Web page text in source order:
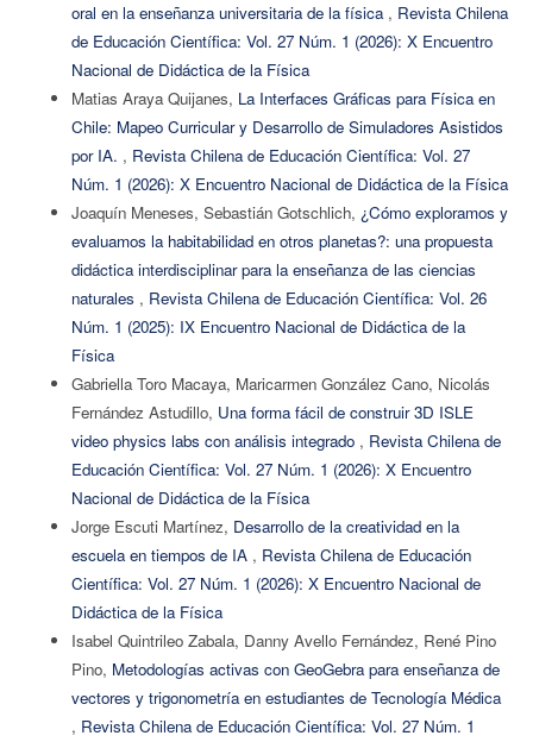
oral en la enseñanza universitaria de la física , Revista Chilena
de Educación Científica: Vol. 27 Núm. 1 (2026): X Encuentro
Nacional de Didáctica de la Física
Matias Araya Quijanes, La Interfaces Gráficas para Física en
Chile: Mapeo Curricular y Desarrollo de Simuladores Asistidos
por IA. , Revista Chilena de Educación Científica: Vol. 27
Núm. 1 (2026): X Encuentro Nacional de Didáctica de la Física
Joaquín Meneses, Sebastián Gotschlich, ¿Cómo exploramos y
evaluamos la habitabilidad en otros planetas?: una propuesta
didáctica interdisciplinar para la enseñanza de las ciencias
naturales , Revista Chilena de Educación Científica: Vol. 26
Núm. 1 (2025): IX Encuentro Nacional de Didáctica de la
Física
Gabriella Toro Macaya, Maricarmen González Cano, Nicolás
Fernández Astudillo, Una forma fácil de construir 3D ISLE
video physics labs con análisis integrado , Revista Chilena de
Educación Científica: Vol. 27 Núm. 1 (2026): X Encuentro
Nacional de Didáctica de la Física
Jorge Escuti Martínez, Desarrollo de la creatividad en la
escuela en tiempos de IA , Revista Chilena de Educación
Científica: Vol. 27 Núm. 1 (2026): X Encuentro Nacional de
Didáctica de la Física
Isabel Quintrileo Zabala, Danny Avello Fernández, René Pino
Pino, Metodologías activas con GeoGebra para enseñanza de
vectores y trigonometría en estudiantes de Tecnología Médica
, Revista Chilena de Educación Científica: Vol. 27 Núm. 1